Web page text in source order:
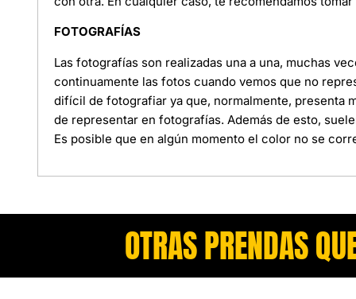
FOTOGRAFÍAS
Las fotografías son realizadas una a una, muchas
continuamente las fotos cuando vemos que no
difícil de fotografiar ya que, normalmente, presenta
de representar en fotografías. Además de esto,
Es posible que en algún momento el color no se
OTRAS PRENDAS